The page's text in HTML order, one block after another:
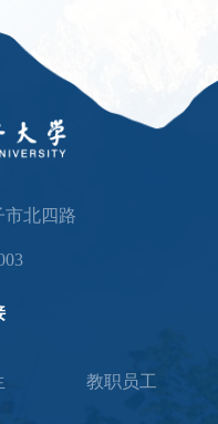
市北四路
教职员工